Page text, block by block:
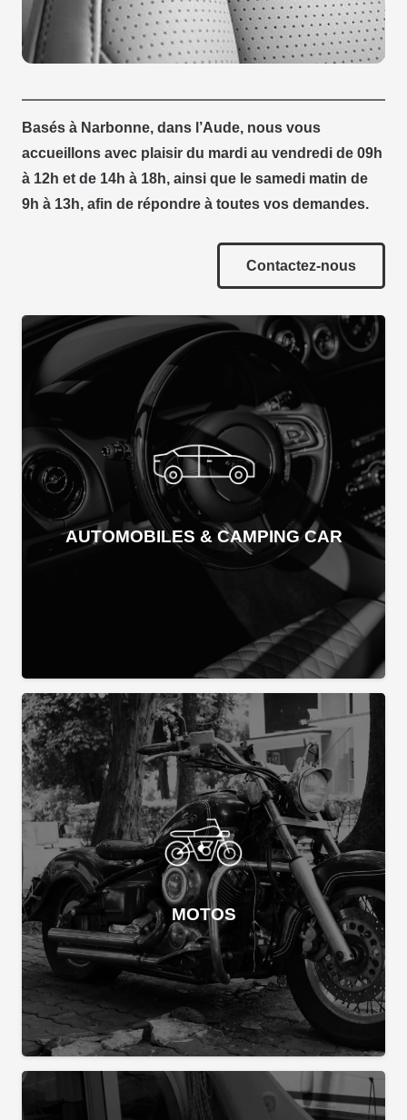
Basés à Narbonne, dans l’Aude, nous vous
accueillons avec plaisir du mardi au vendredi de 09h
à 12h et de 14h à 18h, ainsi que le samedi matin de
9h à 13h, afin de répondre à toutes vos demandes.
Contactez-nous
AUTOMOBILES & CAMPING CAR
MOTOS